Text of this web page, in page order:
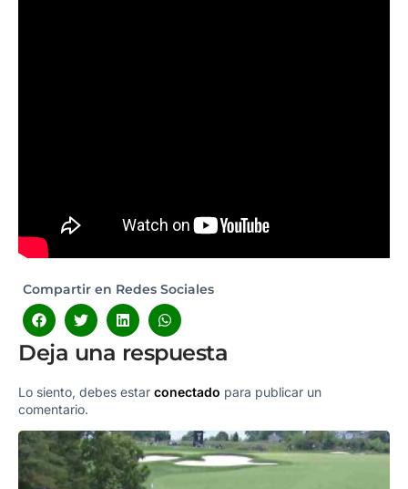
Compartir en Redes Sociales
Deja una respuesta
Lo siento, debes estar conectado para publicar un
comentario.